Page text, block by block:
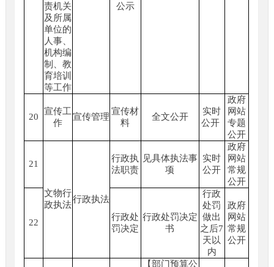
责机关
及所属
单位的
人事、
机构编
制、教
育培训
等工作
公示
20
宣传工
作
宣传管理
宣传材
料
全文公开
实时
公开
政府
网站
专题
公开
21
文物行
政执法
行政执法
行政执
法职责
见具体执法事
项
实时
公开
政府
网站
常规
公开
22
行政处
罚决定
行政处罚决定
书
行政
处罚
做出
之后7
天以
内
政府
网站
常规
公开
【部门预算公